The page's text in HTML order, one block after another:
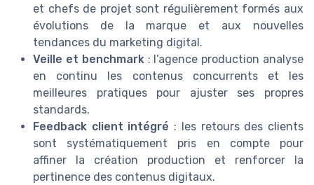
et chefs de projet sont régulièrement formés aux
évolutions de la marque et aux nouvelles
tendances du marketing digital.
Veille et benchmark: l’agence production analyse
en continu les contenus concurrents et les
meilleures pratiques pour ajuster ses propres
standards.
Feedback client intégré : les retours des clients
sont systématiquement pris en compte pour
affiner la création production et renforcer la
pertinence des contenus digitaux.